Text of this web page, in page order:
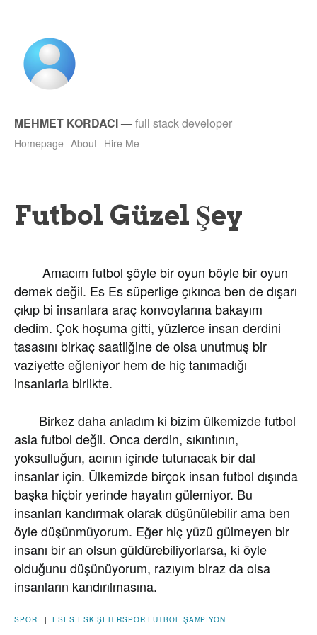
MEHMET KORDACI—full stack developer
Homepage About Hire Me
Futbol Güzel Şey
Amacım futbol şöyle bir oyun böyle bir oyun
demek değil. Es Es süperlige çıkınca ben de dışarı
çıkıp bi insanlara araç konvoylarına bakayım
dedim. Çok hoşuma gitti, yüzlerce insan derdini
tasasını birkaç saatliğine de olsa unutmuş bir
vaziyette eğleniyor hem de hiç tanımadığı
insanlarla birlikte.
Birkez daha anladım ki bizim ülkemizde futbol
asla futbol değil. Onca derdin, sıkıntının,
yoksulluğun, acının içinde tutunacak bir dal
insanlar için. Ülkemizde birçok insan futbol dışında
başka hiçbir yerinde hayatın gülemiyor. Bu
insanları kandırmak olarak düşünülebilir ama ben
öyle düşünmüyorum. Eğer hiç yüzü gülmeyen bir
insanı bir an olsun güldürebiliyorlarsa, ki öyle
olduğunu düşünüyorum, razıyım biraz da olsa
insanların kandırılmasına.
SPOR |ESES ESKIŞEHIRSPOR FUTBOL ŞAMPIYON